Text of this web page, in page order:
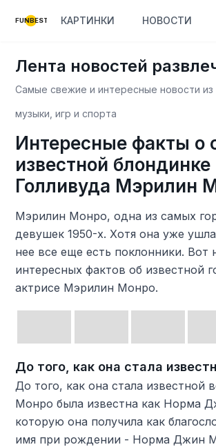
FUNBEST КАРТИНКИ НОВОСТИ
Лента новостей
Самые свежие и интересные новости из
музыки, игр и спорта
Интересные факты о
известной блондинке
Голливуда Мэрилин
Мэрилин Монро, одна из самых
девушек 1950-х. Хотя она уже
нее все еще есть поклонники. Вот
интересных фактов об известной
актрисе Мэрилин Монро.
До того, как она стала
До того, как она стала известной
Монро была известна как Норма
которую она получила как
имя при рождении - Норма Джин